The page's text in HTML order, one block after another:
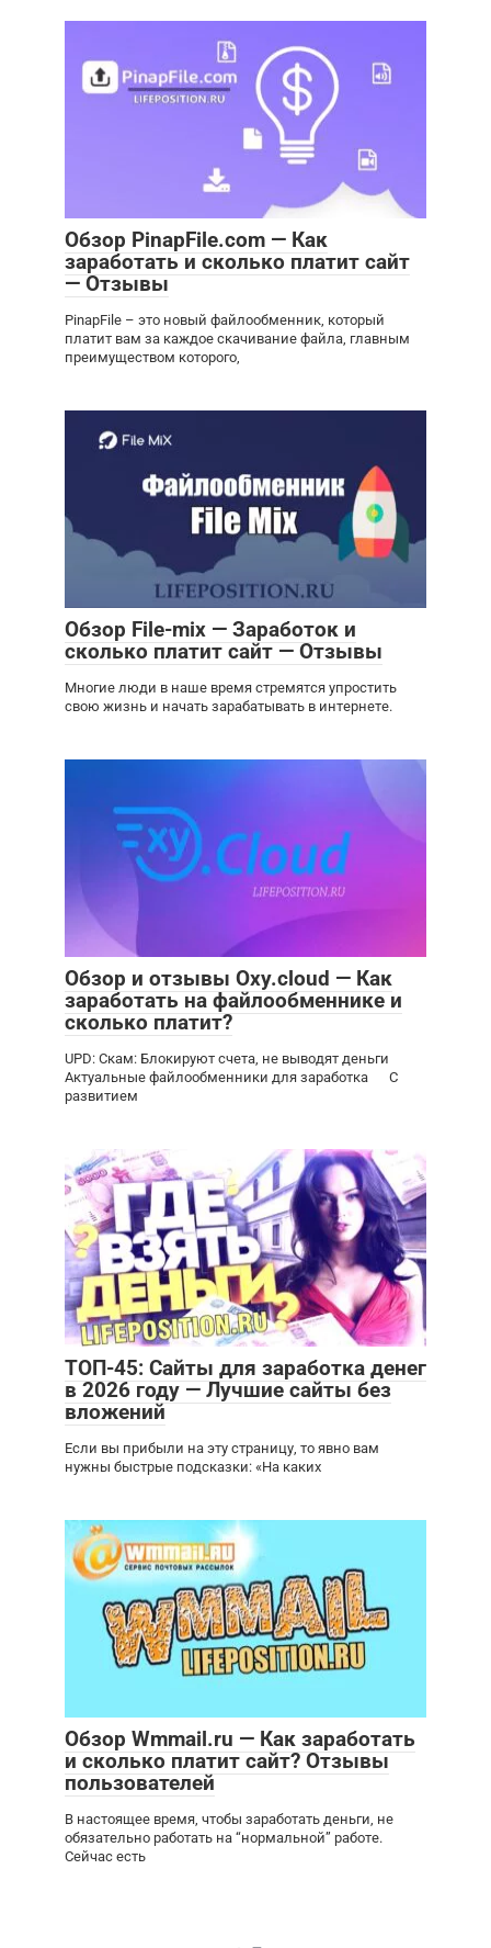
Обзор PinapFile.com — Как
заработать и сколько платит сайт
— Отзывы
PinapFile – это новый файлообменник, который
платит вам за каждое скачивание файла, главным
преимуществом которого,
Обзор File-mix — Заработок и
сколько платит сайт — Отзывы
Многие люди в наше время стремятся упростить
свою жизнь и начать зарабатывать в интернете.
Обзор и отзывы Oxy.cloud — Как
заработать на файлообменнике и
сколько платит?
UPD: Скам: Блокируют счета, не выводят деньги
Актуальные файлообменники для заработка С
развитием
ТОП-45: Сайты для заработка денег
в 2026 году — Лучшие сайты без
вложений
Если вы прибыли на эту страницу, то явно вам
нужны быстрые подсказки: «На каких
Обзор Wmmail.ru — Как заработать
и сколько платит сайт? Отзывы
пользователей
В настоящее время, чтобы заработать деньги, не
обязательно работать на “нормальной” работе.
Сейчас есть